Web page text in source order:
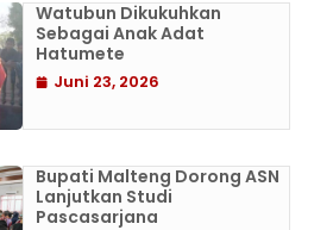
Watubun Dikukuhkan
Sebagai Anak Adat
Hatumete
Juni 23, 2026
Bupati Malteng Dorong ASN
Lanjutkan Studi
Pascasarjana